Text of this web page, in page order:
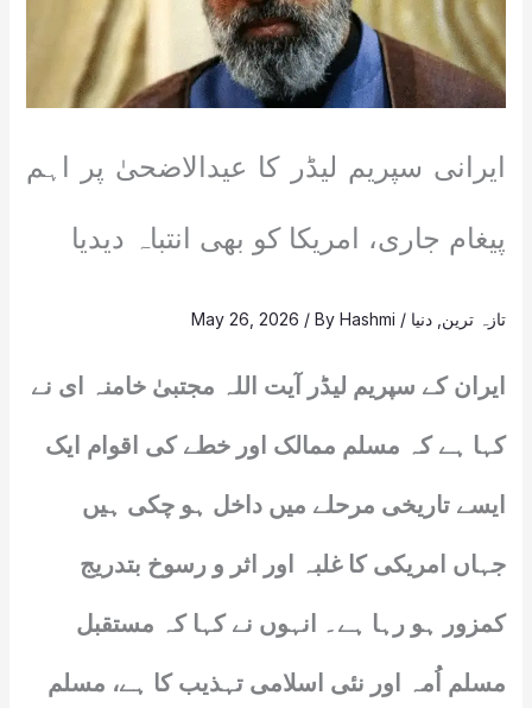
ایرانی سپریم لیڈر کا عیدالاضحیٰ پر اہم
پیغام جاری، امریکا کو بھی انتباہ دیدیا
تازہ ترین دنیا /
May 26, 2026 / ByHashmi
ایران کے سپریم لیڈر آیت اللہ مجتبیٰ خامنہ ای نے
کہا ہے کہ مسلم ممالک اور خطے کی اقوام ایک
ایسے تاریخی مرحلے میں داخل ہو چکی ہیں
جہاں امریکی کا غلبہ اور اثر و رسوخ بتدریج
کمزور ہو رہا ہے۔ انہوں نے کہا کہ مستقبل
مسلم اُمہ اور نئی اسلامی تہذیب کا ہے، مسلم